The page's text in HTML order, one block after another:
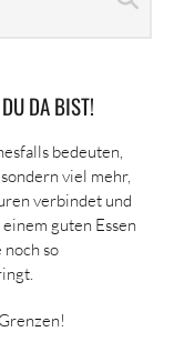
DA BIST!
bedeuten,
viel mehr,
verbindet und
guten Essen
so